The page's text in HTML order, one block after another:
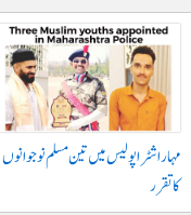
مہاراشٹرا پولیس میں تین مسلم نو جوانوں
کا تقرر